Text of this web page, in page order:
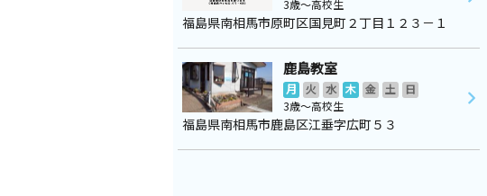
3歳～高校生
福島県南相馬市原町区国見町２丁目１２３－１
鹿島教室
月 火 水 木 金 土
日
3歳～高校生
福島県南相馬市鹿島区江垂字広町５３